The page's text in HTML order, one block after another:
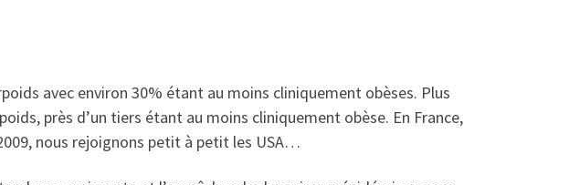
avec environ 30% étant au moins cliniquement obèses. Plus
près d’un tiers étant au moins cliniquement obèse. En France,
nous rejoignons petit à petit les USA…